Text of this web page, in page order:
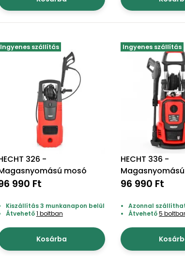
Ingyenes szállítás
326 -
mosó
990 Ft
Kiszállítás 3 munkanapon belül
Átvehető1 boltban
Kosárba
Ingyenes szállítás
HECHT 336 -
96 990 Ft
Azonnal
Átvehető5